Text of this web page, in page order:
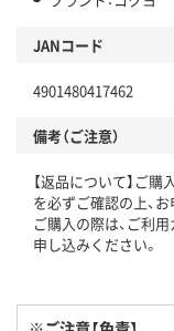
JANコード
4901480417462
備考（ご注意）
【返品について】ご購
を必ずご確認の上、
ご購入の際は、ご利用
申し込みください。